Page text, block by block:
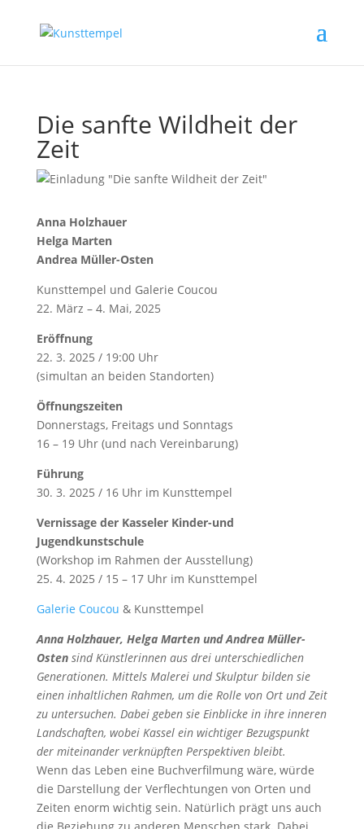
Die sanfte Wildheit der
Zeit
Anna Holzhauer
Helga Marten
Andrea Müller-Osten
Kunsttempel und Galerie Coucou
22. März – 4. Mai, 2025
Eröffnung
22. 3. 2025 / 19:00 Uhr
(simultan an beiden Standorten)
Öffnungszeiten
Donnerstags, Freitags und Sonntags
16 – 19 Uhr (und nach Vereinbarung)
Führung
30. 3. 2025 / 16 Uhr im Kunsttempel
Vernissage der Kasseler Kinder-und
Jugendkunstschule
(Workshop im Rahmen der Ausstellung)
25. 4. 2025 / 15 – 17 Uhr im Kunsttempel
Galerie Coucou & Kunsttempel
Anna Holzhauer, Helga Marten und Andrea Müller-
Ostensind Künstlerinnen aus drei unterschiedlichen
Generationen. Mittels Malerei und Skulptur bilden sie
einen inhaltlichen Rahmen, um die Rolle von Ort und Zeit
zu untersuchen. Dabei geben sie Einblicke in ihre inneren
Landschaften, wobei Kassel ein wichtiger Bezugspunkt
der miteinander verknüpften Perspektiven bleibt.
Wenn das Leben eine Buchverfilmung wäre, würde
die Darstellung der Verflechtungen von Orten und
Zeiten enorm wichtig sein. Natürlich prägt uns auch